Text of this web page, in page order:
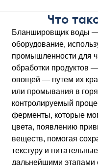
Что
Бланшировщик воды —
оборудование,
промышленности для
обработки продуктов
овощей — путем их
или промывания в
контролируемый
ферменты, которые
цвета, появлению
веществ, помогая
текстуру и
дальнейшими этапами